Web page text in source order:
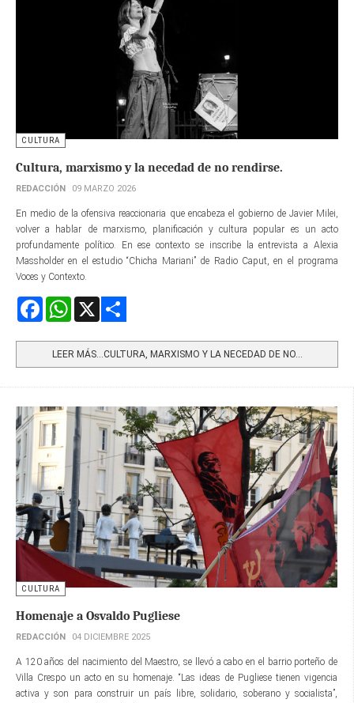
CULTURA
Cultura, marxismo y la necedad de no rendirse.
REDACCIÓN 09 MARZO 2026
En medio de la ofensiva reaccionaria que encabeza el gobierno de Javier Milei,
volver a hablar de marxismo, planificación y cultura popular es un acto
profundamente político. En ese contexto se inscribe la entrevista a Alexia
Massholder en el estudio “Chicha Mariani” de Radio Caput, en el programa
Voces y Contexto.
FacebookWhatsApp
LEER MÁS…CULTURA, MARXISMO Y LA NECEDAD DE NO...
CULTURA
Homenaje a Osvaldo Pugliese
REDACCIÓN 04 DICIEMBRE 2025
A 120 años del nacimiento del Maestro, se llevó a cabo en el barrio porteño de
Villa Crespo un acto en su homenaje. “Las ideas de Pugliese tienen vigencia
activa y son para construir un país libre, solidario, soberano y socialista”,